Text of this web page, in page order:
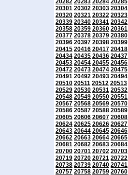
20282 20283 20284 20285
20301 20302 20303 20304
20320 20321 20322 20323
20339 20340 20341 20342
20358 20359 20360 20361
20377 20378 20379 20380
20396 20397 20398 20399
20415 20416 20417 20418
20434 20435 20436 20437
20453 20454 20455 20456
20472 20473 20474 20475
20491 20492 20493 20494
20510 20511 20512 20513
20529 20530 20531 20532
20548 20549 20550 20551
20567 20568 20569 20570
20586 20587 20588 20589
20605 20606 20607 20608
20624 20625 20626 20627
20643 20644 20645 20646
20662 20663 20664 20665
20681 20682 20683 20684
20700 20701 20702 20703
20719 20720 20721 20722
20738 20739 20740 20741
20757 20758 20759 20760